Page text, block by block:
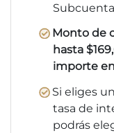
Monto de
hasta
importe
Si eliges
tasa de
podrás